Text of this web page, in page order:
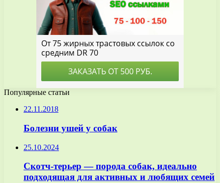
Популярные статьи
22.11.2018
Болезни ушей у собак
25.10.2024
Скотч-терьер — порода собак, идеально
подходящая для активных и любящих семей